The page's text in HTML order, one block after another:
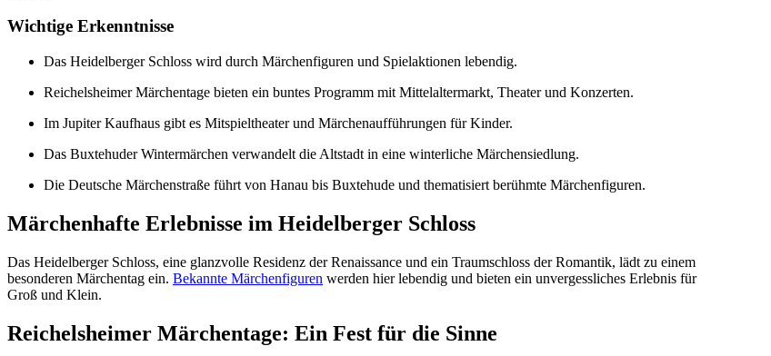
Wichtige Erkenntnisse
Das Heidelberger Schloss wird durch Märchenfiguren und Spielaktionen lebendig.
Reichelsheimer Märchentage bieten ein buntes Programm mit Mittelaltermarkt, Theater und Konzerten.
Im Jupiter Kaufhaus gibt es Mitspieltheater und Märchenaufführungen für Kinder.
Das Buxtehuder Wintermärchen verwandelt die Altstadt in eine winterliche Märchensiedlung.
Die Deutsche Märchenstraße führt von Hanau bis Buxtehude und thematisiert berühmte Märchenfiguren.
Märchenhafte Erlebnisse im Heidelberger Schloss
Das Heidelberger Schloss, eine glanzvolle Residenz der Renaissance und ein Traumschloss der Romantik, lädt zu einem
besonderen Märchentag ein. Bekannte Märchenfiguren werden hier lebendig und bieten ein unvergessliches Erlebnis für
Groß und Klein.
Reichelsheimer Märchentage: Ein Fest für die Sinne